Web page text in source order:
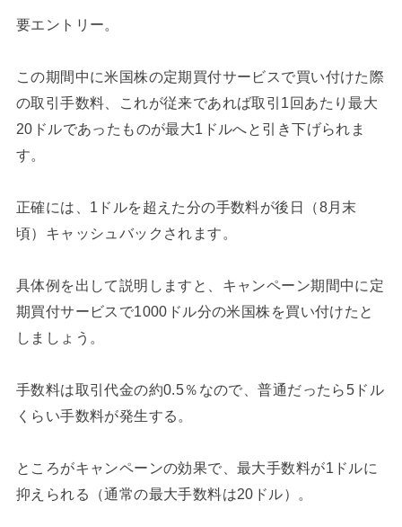
要エントリー。
この期間中に米国株の定期買付サービスで買い付けた際
の取引手数料、これが従来であれば取引1回あたり最大
20ドルであったものが最大1ドルへと引き下げられま
す。
正確には、1ドルを超えた分の手数料が後日（8月末
頃）キャッシュバックされます。
具体例を出して説明しますと、キャンペーン期間中に定
期買付サービスで1000ドル分の米国株を買い付けたと
しましょう。
手数料は取引代金の約0.5％なので、普通だったら5ドル
くらい手数料が発生する。
ところがキャンペーンの効果で、最大手数料が1ドルに
抑えられる（通常の最大手数料は20ドル）。